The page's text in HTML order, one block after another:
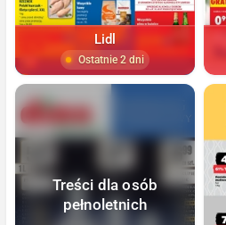
Lidl
Ostatnie 2 dni
Treści dla osób
pełnoletnich